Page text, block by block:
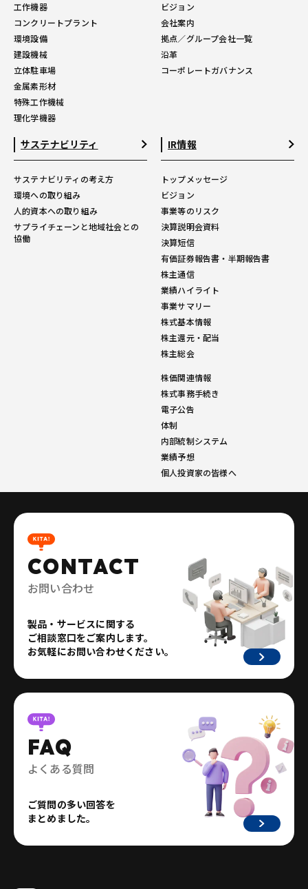
工作機器
コンクリートプラント
環境設備
建設機械
立体駐車場
金属素形材
特殊工作機械
理化学機器
ビジョン
会社案内
拠点／グループ会社一覧
沿革
コーポレートガバナンス
サステナビリティ
サステナビリティの考え方
環境への取り組み
人的資本への取り組み
サプライチェーンと地域社会との
協働
IR情報
トップメッセージ
ビジョン
事業等のリスク
決算説明会資料
決算短信
有価証券報告書・半期報告書
株主通信
業績ハイライト
事業サマリー
株式基本情報
株主還元・配当
株主総会
株価関連情報
株式事務手続き
電子公告
体制
内部統制システム
業績予想
個人投資家の皆様へ
CONTACT
お問い合わせ
製品・サービスに関する
ご相談窓口をご案内します。
お気軽にお問い合わせください。
FAQ
よくある質問
ご質問の多い回答を
まとめました。